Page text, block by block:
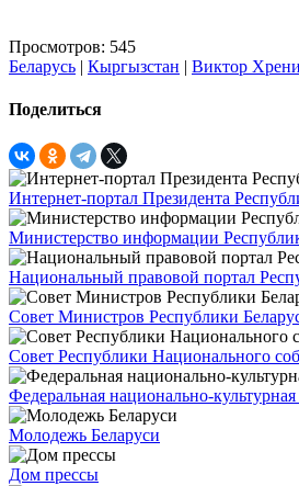
Просмотров: 545
Беларусь | Кыргызстан | Виктор
Поделиться
Интернет-портал Президента
Министерство информации
Национальный правовой портал
Совет Министров Республики
Совет Республики Национального
Федеральная национально-
Молодежь Беларуси
Дом прессы